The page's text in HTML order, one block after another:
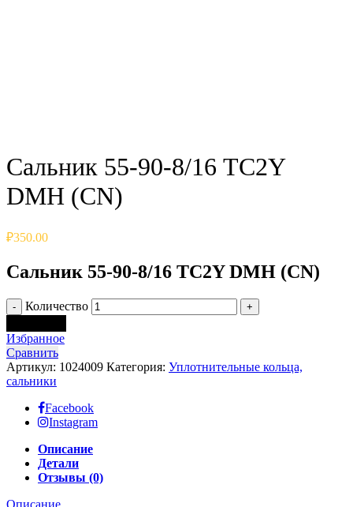
Сальник 55-90-8/16 TC2Y
DMH (CN)
₽350.00
Сальник 55-90-8/16 TC2Y DMH (CN)
Количество
Избранное
Сравнить
Артикул: 1024009 Категория: Уплотнительные кольца,
сальники
Facebook
Instagram
Описание
Детали
Отзывы (0)
Описание